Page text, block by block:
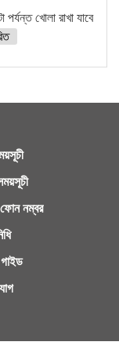
খোলা রাখা যাবে
নম্বর